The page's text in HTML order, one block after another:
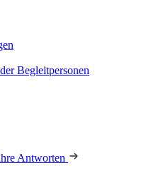
Begleitpersonen
Antworten